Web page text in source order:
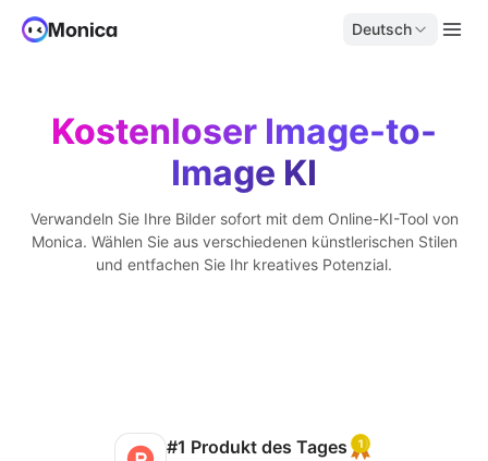
Deutsch
Kostenloser Image-to-
Image KI
Verwandeln Sie Ihre Bilder sofort mit dem Online-KI-Tool von
Monica. Wählen Sie aus verschiedenen künstlerischen Stilen
und entfachen Sie Ihr kreatives Potenzial.
#1 Produkt des Tages